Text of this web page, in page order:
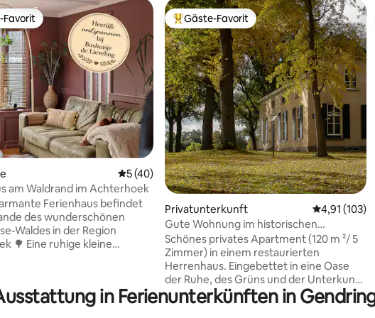
4,94 von 5, 186 Bewertungen
Favorit.
Favorit
Durchschnittliche Bewertung: 5 von 5, 40
5 (40)
am Waldrand im Achterhoek
Ferienhaus befindet
des wunderschönen
Waldes in der Region
kleine
dem Alltag entfliehen
Beliebter Gäste-Favorit.
Gäste-Favorit
Privatunterkunft
4,91 (103)
Gute Wohnung im historischen
Stadthaus!
Schönes privates Apartment (120 m ²/ 5
Zimmer) in einem restaurierten
Herrenhaus. Eingebettet in eine Oase
der Ruhe, des Grüns und der Unterkunft
und des Raumes. Mit hohen Decken,
Blick von jedem Zimmer auf den großen
in Ferienunterkünften in